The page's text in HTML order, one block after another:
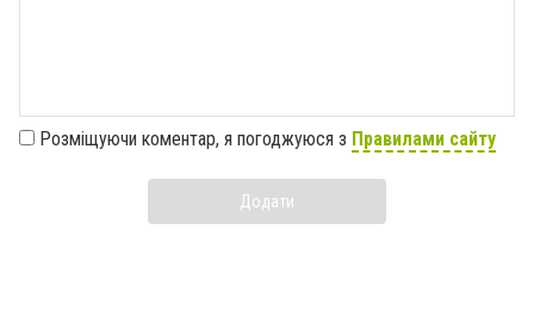
Розміщуючи коментар, я погоджуюся з Правилами сайту
Додати